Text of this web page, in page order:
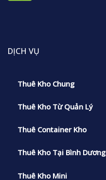
DỊCH VỤ
Thuê Kho Chung
Thuê Kho Từ Quản Lý
Thuê Container Kho
Thuê Kho Tại Bình Dương
Thuê Kho Mini